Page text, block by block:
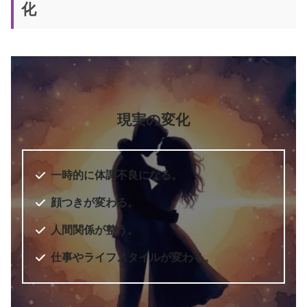
化
現実の変化
一時的に体調不良になる。
顔つきが変わる。
人間関係が整う。
仕事やライフスタイルが変わる。